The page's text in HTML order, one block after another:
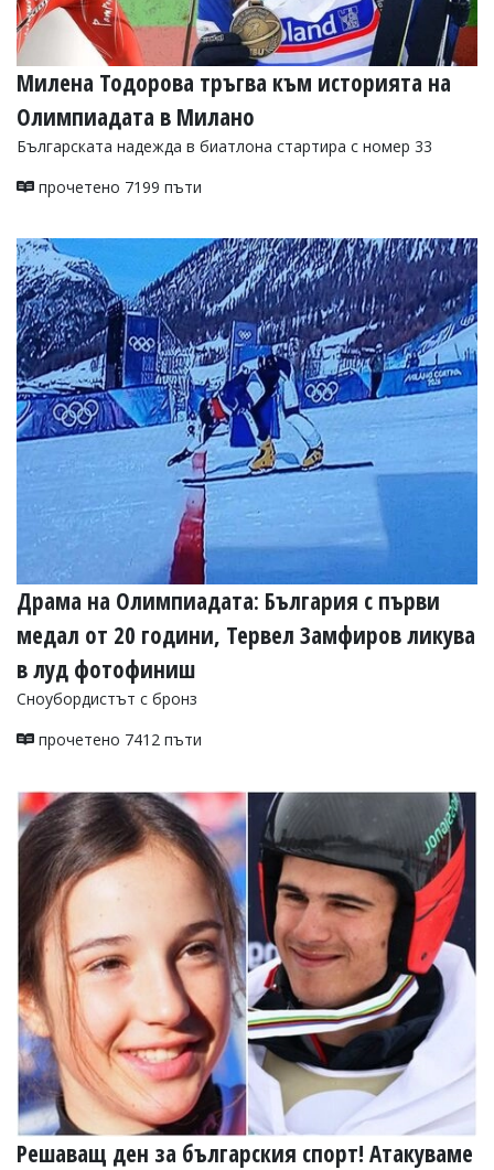
Милена Тодорова тръгва към историята на
Олимпиадата в Милано
Българската надежда в биатлона стартира с номер 33
прочетено 7199 пъти
Драма на Олимпиадата: България с първи
медал от 20 години, Тервел Замфиров ликува
в луд фотофиниш
Сноубордистът с бронз
прочетено 7412 пъти
Решаващ ден за българския спорт! Атакуваме